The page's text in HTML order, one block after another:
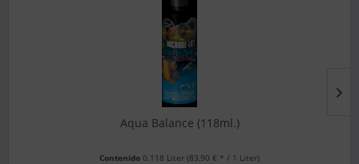
Aqua Balance (118ml.)
Contenido 0.118 Liter (83,90 € * / 1 Liter)